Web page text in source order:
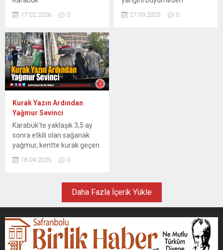
etkisiyle kısa...
bulundu. Karabük genelinde
yaz mevsimiyle...
Türkiye Bilimsel ve
Kurumu (TÜBİTAK) destekli
projesiyle, yangın sonrası
karaçam ormanlarındaki
değişim 36 ay sürecek
çalışmayla izlenecek.
“Karabük Karaçam
Ormanlarında Yangın
Sonrası Mikorizal, Fungal
Komünite ve Vejetasyon
Dinamiklerinin İzlenmesi”
başlıklı proje ile 2025 yılında
Karabük’te meydana gelen
orman yangınlarından
yapılanma süreci detaylı...
17.02.2026 0
Kurtcular köyü mevkisinde
27.09.2025 0
Kurak Yazın Ardından
Yağmur Sevinci
Karabük’te yaklaşık 3,5 ay
sonra etkili olan sağanak
yağmur, kentte kurak geçen
yazın ardından rahat bir
nefes aldırdı. Özellikle yaz
yangınlardan dolayı oldukça
Karabük’te sabah saatleri
kentte ayrı bir nefes
aldırdı.Meteoroloji Genel
Müdürlüğünün uyarılarının
18.09.2025 0
Daha Fazla İçerik Yükle